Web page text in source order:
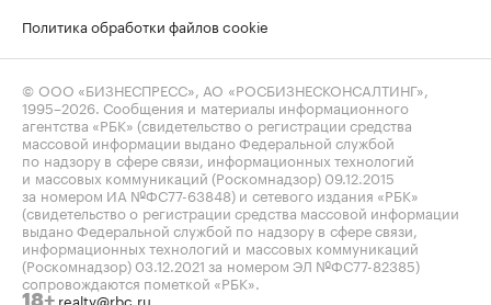
Политика обработки файлов cookie
© ООО «БИЗНЕСПРЕСС», АО «РОСБИЗНЕСКОНСАЛТИНГ»,
1995–2026. Сообщения и материалы информационного
агентства «РБК» (свидетельство о регистрации средства
массовой информации выдано Федеральной службой
по надзору в сфере связи, информационных технологий
и массовых коммуникаций (Роскомнадзор) 09.12.2015
за номером ИА №ФС77-63848) и сетевого издания «РБК»
(свидетельство о регистрации средства массовой информации
выдано Федеральной службой по надзору в сфере связи,
информационных технологий и массовых коммуникаций
(Роскомнадзор) 03.12.2021 за номером ЭЛ №ФС77-82385)
сопровождаются пометкой «РБК».
18+ realty@rbc.ru